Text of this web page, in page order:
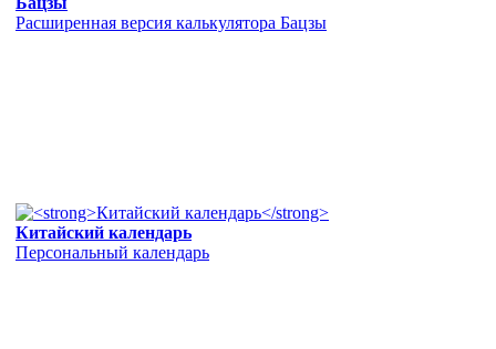
Расширенная версия калькулятора Бацзы
Китайский календарь
Персональный календарь